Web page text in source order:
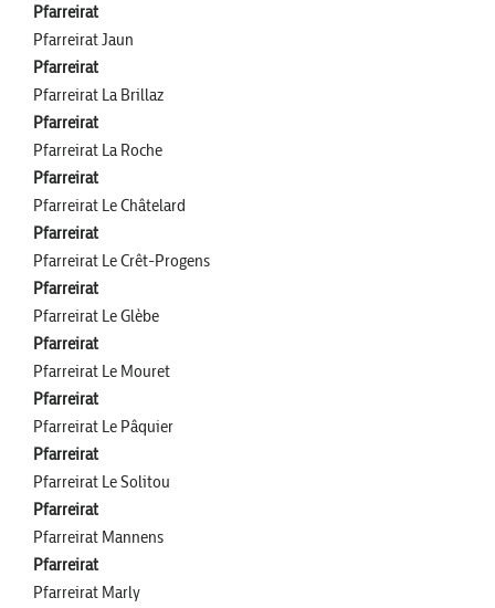
Pfarreirat
Pfarreirat Jaun
Pfarreirat
Pfarreirat La Brillaz
Pfarreirat
Pfarreirat La Roche
Pfarreirat
Pfarreirat Le Châtelard
Pfarreirat
Pfarreirat Le Crêt-Progens
Pfarreirat
Pfarreirat Le Glèbe
Pfarreirat
Pfarreirat Le Mouret
Pfarreirat
Pfarreirat Le Pâquier
Pfarreirat
Pfarreirat Le Solitou
Pfarreirat
Pfarreirat Mannens
Pfarreirat
Pfarreirat Marly